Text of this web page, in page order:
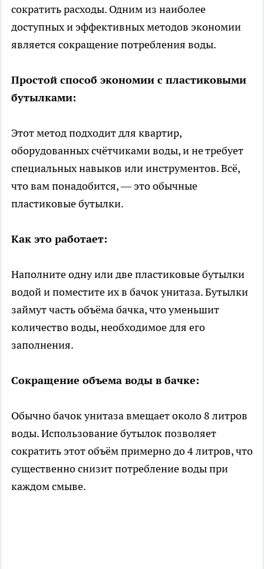
сократить расходы. Одним из наиболее
доступных и эффективных методов экономии
является сокращение потребления воды.
Простой способ экономии с пластиковыми
бутылками:
Этот метод подходит для квартир,
оборудованных счётчиками воды, и не требует
специальных навыков или инструментов. Всё,
что вам понадобится, — это обычные
пластиковые бутылки.
Как это работает:
Наполните одну или две пластиковые бутылки
водой и поместите их в бачок унитаза. Бутылки
займут часть объёма бачка, что уменьшит
количество воды, необходимое для его
заполнения.
Сокращение объема воды в бачке:
Обычно бачок унитаза вмещает около 8 литров
воды. Использование бутылок позволяет
сократить этот объём примерно до 4 литров, что
существенно снизит потребление воды при
каждом смыве.